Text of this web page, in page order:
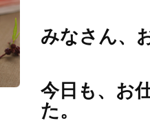
みなさん、
今日も、お
た。